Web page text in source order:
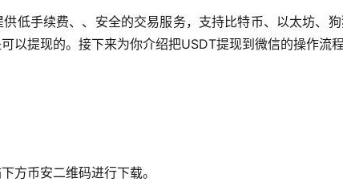
低手续费、、安全的交易服务，支持比特币、以太坊、
以提现的。接下来为你介绍把USDT提现到微信的操作流
方币安二维码进行下载。